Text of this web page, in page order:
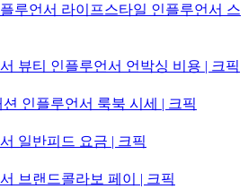
루언서 라이프스타일 인플루언서 스
뷰티 인플루언서 언박싱 비용 | 크픽
인플루언서 룩북 시세 | 크픽
일반피드 요금 | 크픽
브랜드콜라보 페이 | 크픽